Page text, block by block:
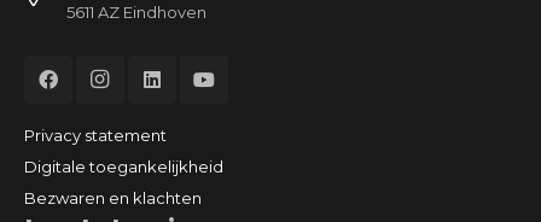
5611 AZ Eindhoven
Privacy statement
Digitale toegankelijkheid
Bezwaren en klachten